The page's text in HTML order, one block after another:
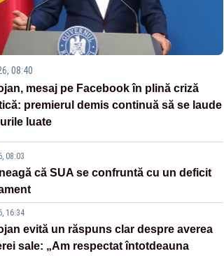
08:40
mesaj pe Facebook în plină criză
premierul demis continuă să se laude
luate
08:03
că SUA se confruntă cu un deficit
16:34
evită un răspuns clar despre averea
sale: „Am respectat întotdeauna